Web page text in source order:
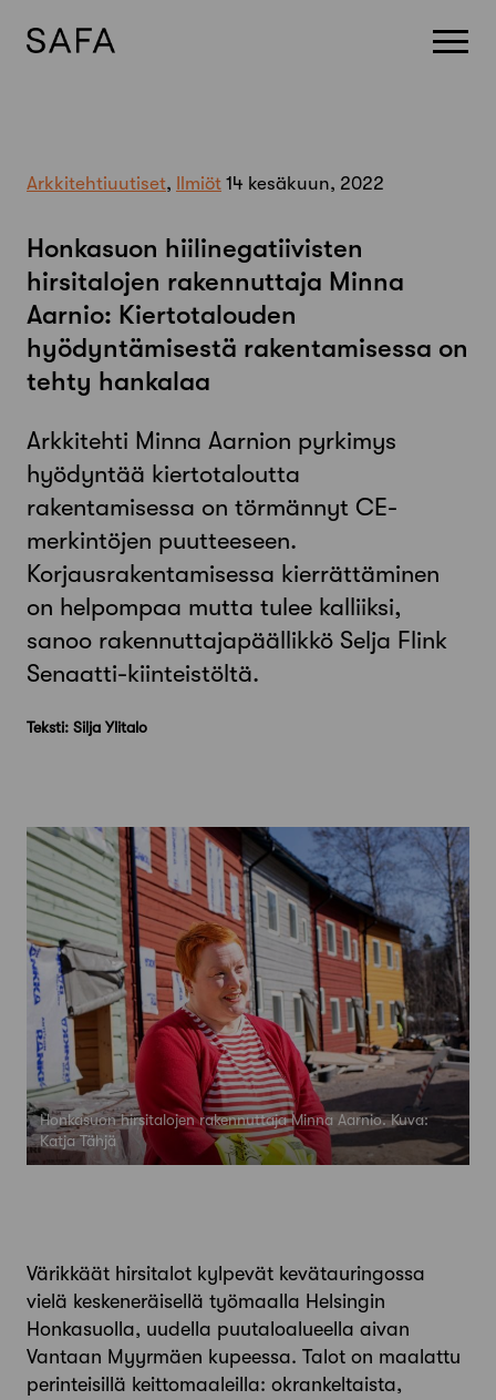
Arkkitehtiuutiset, Ilmiöt 14 kesäkuun, 2022
Honkasuon hiilinegatiivisten
hirsitalojen rakennuttaja Minna
Aarnio: Kiertotalouden
hyödyntämisestä rakentamisessa on
tehty hankalaa
Arkkitehti Minna Aarnion pyrkimys
hyödyntää kiertotaloutta
rakentamisessa on törmännyt CE-
merkintöjen puutteeseen.
Korjausrakentamisessa kierrättäminen
on helpompaa mutta tulee kalliiksi,
sanoo rakennuttajapäällikkö Selja Flink
Senaatti-kiinteistöltä.
Teksti: Silja Ylitalo
Honkasuon hirsitalojen rakennuttaja Minna Aarnio. Kuva:
Katja Tähjä
Värikkäät hirsitalot kylpevät kevätauringossa
vielä keskeneräisellä työmaalla Helsingin
Honkasuolla, uudella puutaloalueella aivan
Vantaan Myyrmäen kupeessa. Talot on maalattu
perinteisillä keittomaaleilla: okrankeltaista,